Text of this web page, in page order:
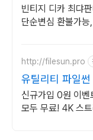
지 디카 디지털
빈티지 디카 최댜
단순변심 환불가
http://filesun.pro
유틸리티 파일
기!
신규가입 0원 이벤
모두 무료! 4K 스